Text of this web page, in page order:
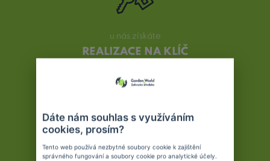
u nás získáte
REALIZACE NA KLÍČ
Nejsme obyčejní zahradníci
JSME PROFESIONÁLOVÉ
Dáte nám souhlas s využíváním
cookies, prosím?
Tento web používá nezbytné soubory cookie k zajištění
správného fungování a soubory cookie pro analytické účely.